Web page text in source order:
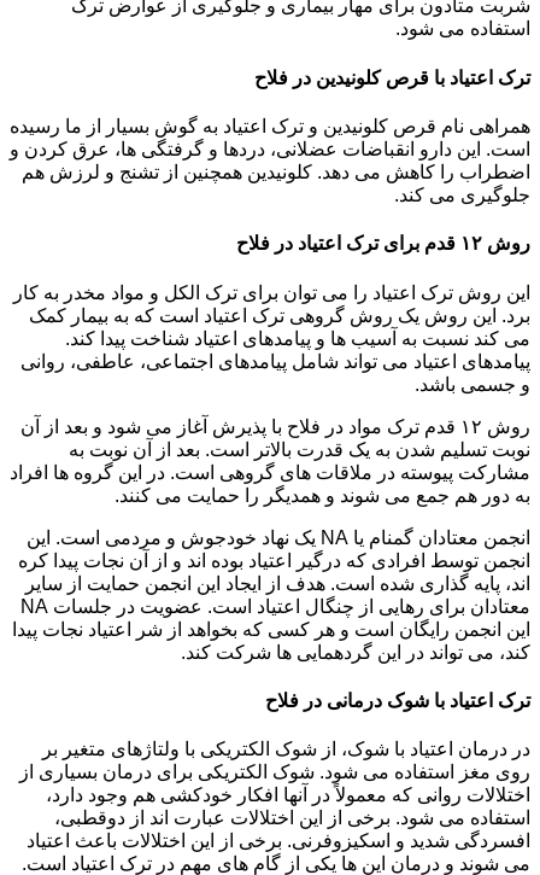
شربت متادون برای مهار بیماری و جلوگیری از عوارض ترک
استفاده می شود.
ترک اعتیاد با قرص کلونیدین در فلاح
همراهی نام قرص کلونیدین و ترک اعتیاد به گوش بسیار از ما رسیده
است. این دارو انقباضات عضلانی، دردها و گرفتگی ها، عرق کردن و
اضطراب را کاهش می دهد. کلونیدین همچنین از تشنج و لرزش هم
جلوگیری می کند.
روش ۱۲ قدم برای ترک اعتیاد در فلاح
این روش ترک اعتیاد را می توان برای ترک الکل و مواد مخدر به کار
برد. این روش یک روش گروهی ترک اعتیاد است که به بیمار کمک
می کند نسبت به آسیب ها و پیامدهای اعتیاد شناخت پیدا کند.
پیامدهای اعتیاد می تواند شامل پیامدهای اجتماعی، عاطفی، روانی
و جسمی باشد.
روش ۱۲ قدم ترک مواد در فلاح با پذیرش آغاز می شود و بعد از آن
نوبت تسلیم شدن به یک قدرت بالاتر است. بعد از آن نوبت به
مشارکت پیوسته در ملاقات های گروهی است. در این گروه ها افراد
به دور هم جمع می شوند و همدیگر را حمایت می کنند.
انجمن معتادان گمنام یا NA یک نهاد خودجوش و مردمی است. این
انجمن توسط افرادی که درگیر اعتیاد بوده اند و از آن نجات پیدا کره
اند، پایه گذاری شده است. هدف از ایجاد این انجمن حمایت از سایر
معتادان برای رهایی از چنگال اعتیاد است. عضویت در جلسات NA
این انجمن رایگان است و هر کسی که بخواهد از شر اعتیاد نجات پیدا
کند، می تواند در این گردهمایی ها شرکت کند.
ترک اعتیاد با شوک درمانی در فلاح
در درمان اعتیاد با شوک، از شوک الکتریکی با ولتاژهای متغیر بر
روی مغز استفاده می شود. شوک الکتریکی برای درمان بسیاری از
اختلالات روانی که معمولاً در آنها افکار خودکشی هم وجود دارد،
استفاده می شود. برخی از این اختلالات عبارت اند از دوقطبی،
افسردگی شدید و اسکیزوفرنی. برخی از این اختلالات باعث اعتیاد
می شوند و درمان این ها یکی از گام های مهم در ترک اعتیاد است.